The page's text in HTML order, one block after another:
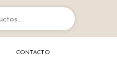
CONTACTO